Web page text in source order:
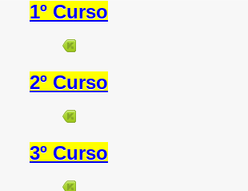
1º Curso
2º Curso
3º Curso